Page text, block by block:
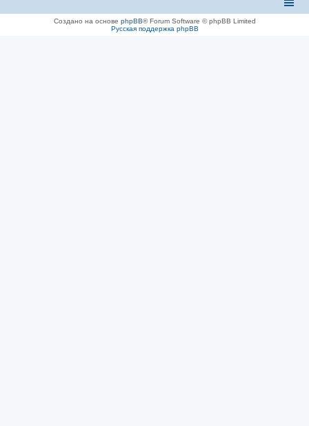
Создано на основе phpBB® Forum Software © phpBB Limited
Русская поддержка phpBB